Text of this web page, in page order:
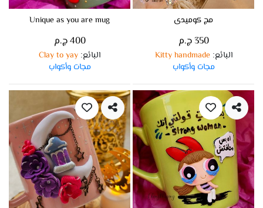
مج كوميدى
350 ج.م
البائع:
Kitty handmade
مجات وأكواب
Unique as you are mug
400 ج.م
البائع:
Clay to yay
مجات وأكواب